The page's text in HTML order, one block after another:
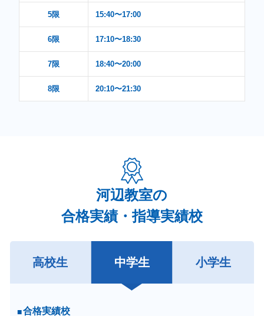
5限 15:40〜17:00
6限 17:10〜18:30
7限 18:40〜20:00
8限 20:10〜21:30
河辺教室の
合格実績・指導実績校
高校生 中学生 小学生
合格実績校
合格実績校